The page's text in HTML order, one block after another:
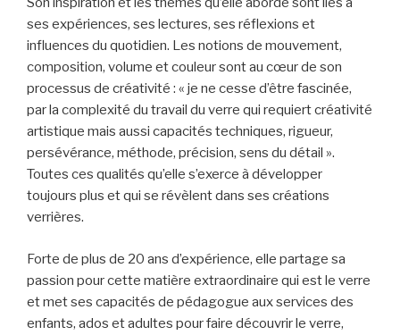
Leguet 3
Oeuvre Mme Leguet
Exposition permanente du Centre des Métiers d'Art La
Spirale
ses expériences, ses lectures, ses réflexions et
influences du quotidien. Les notions de mouvement,
composition, volume et couleur sont au cœur de son
processus de créativité : « je ne cesse d’être fascinée,
par la complexité du travail du verre qui requiert créativité
artistique mais aussi capacités techniques, rigueur,
persévérance, méthode, précision, sens du détail ».
Toutes ces qualités qu’elle s’exerce à développer
toujours plus et qui se révèlent dans ses créations
verrières.
Forte de plus de 20 ans d’expérience, elle partage sa
passion pour cette matière extraordinaire qui est le verre
et met ses capacités de pédagogue aux services des
enfants, ados et adultes pour faire découvrir le verre,